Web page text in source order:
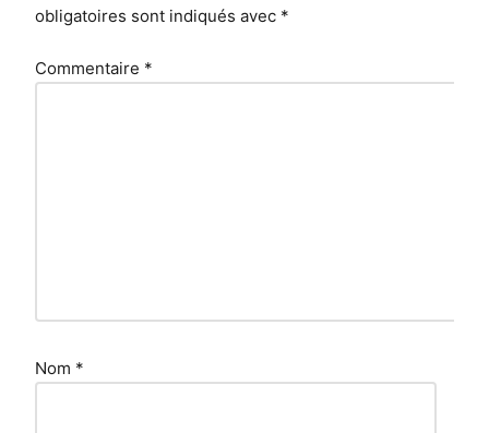
obligatoires sont indiqués avec *
Commentaire *
Nom *